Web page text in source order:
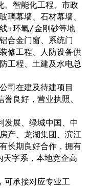
、智能化工程、市政
璃幕墙、石材幕墙、
+环氧/金刚砂等地
合金门窗、系统门
修工程、人防设备供
工程、土建及水电总
司在建及待建项目
良好，营业执照、
发展、绿城中国、中
产、龙湖集团、滨江
长期良好合作，拥有
天字系，本地竞企高
可承接对应专业工